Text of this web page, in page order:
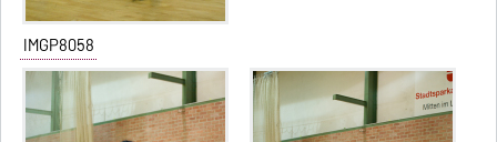
IMGP8058